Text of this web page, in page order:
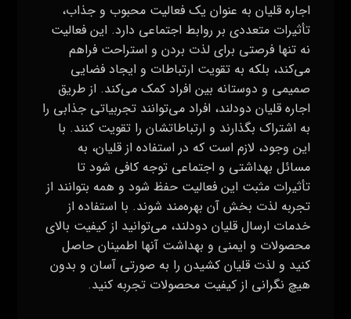
اجاره قلیان به عنوان یک فعالیت محبوب و جذاب،
تأثیرات متعددی بر روابط اجتماعی دارد. این فعالیت
نه تنها فرصتی برای لذت بردن و استراحت فراهم
می‌کند، بلکه به تقویت ارتباطات و ایجاد فضایی
صمیمی و دوستانه بین افراد کمک می‌کند. از طریق
اجاره قلیان دودلند، افراد می‌توانند تجربیاتی جذابی را
به اشتراک بگذارند و ارتباطاتشان را تقویت کنند. با
این وجود، لازم است که در استفاده از قلیان، به
مسائل بهداشتی و اجتماعی توجه کافی شود تا
تأثیرات مثبت این فعالیت حفظ شود و همه بتوانند از
تجربه لذت بخش آن بهره‌مند شوند. با استفاده از
خدمات ارسال قلیان دودلند، می‌توانید از کیفیت بالای
محصولات و ایمنی و بهداشت آنها اطمینان حاصل
کنید و لذت قلیان کشیدن را به صورتی آسان و بدون
هیچ نگرانی از کیفیت محصولات تجربه کنید.